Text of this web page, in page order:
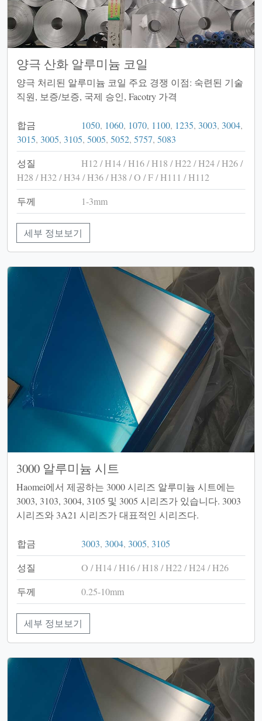
양극 산화 알루미늄 코일
양극 처리된 알루미늄 코일 주요 경쟁 이점: 숙련된 기술
직원, 보증/보증, 국제 승인, Facotry 가격
합금 1050, 1060, 1070, 1100, 1235, 3003, 3004,
3015, 3005, 3105, 5005, 5052, 5757, 5083
성질
H12 / H14 / H16 / H18 / H22 / H24 / H26 /
H28 / H32 / H34 / H36 / H38 / O / F / H111 / H112
두께
1-3mm
세부 정보보기
3000 알루미늄 시트
Haomei에서 제공하는 3000 시리즈 알루미늄 시트에는
3003, 3103, 3004, 3105 및 3005 시리즈가 있습니다. 3003
시리즈와 3A21 시리즈가 대표적인 시리즈다.
합금 3003, 3004, 3005, 3105
성질
O / H14 / H16 / H18 / H22 / H24 / H26
두께
0.25-10mm
세부 정보보기